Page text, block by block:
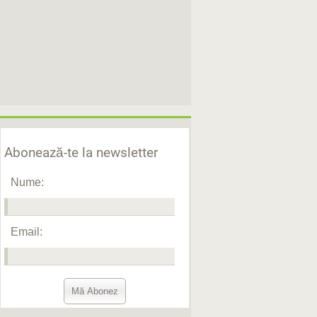
Abonează-te la newsletter
Nume:
Email: